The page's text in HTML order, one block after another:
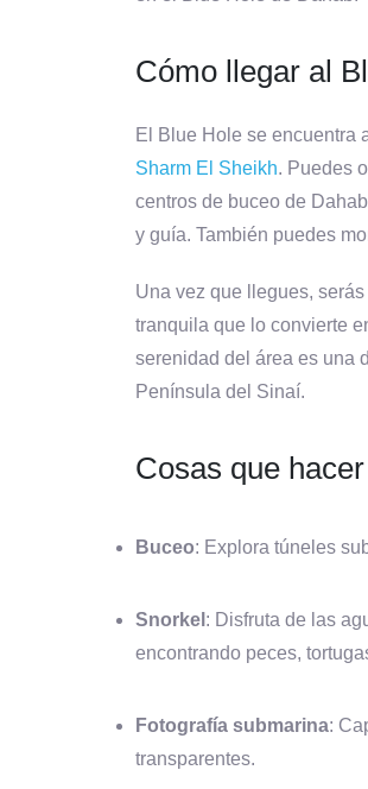
Cómo llegar al
El Blue Hole se encuentra
Sharm El Sheikh. Puedes
centros de buceo de
y guía. También puedes
Una vez que llegues,
tranquila que lo convierte
serenidad del área es una
Península del Sinaí.
Cosas que
Buceo: Explora túneles
Snorkel : Disfruta de las
encontrando peces,
Fotografía submarina:
transparentes.